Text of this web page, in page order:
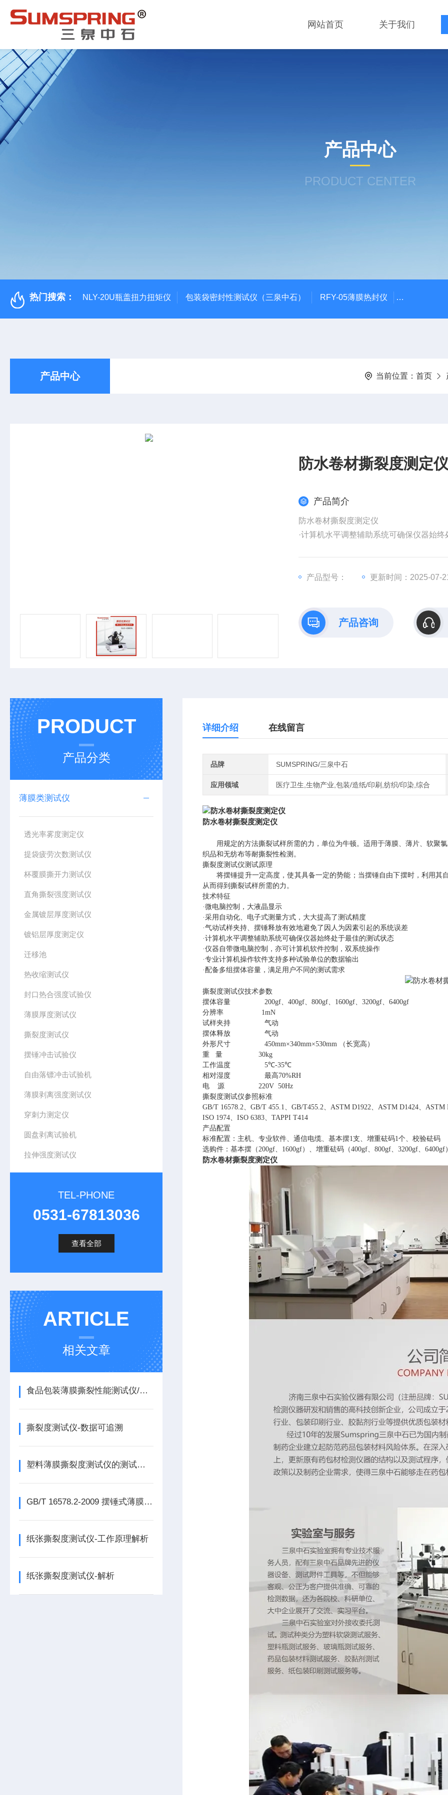
网站首页 关于我们
产品中心
PRODUCT CENTER
热门搜索： NLY-20U瓶盖扭力扭矩仪 包装袋密封性测试仪（三泉中石） RFY-05薄膜热封仪 安瓿瓶折断
产品中心 当前位置： 首页
防水卷材撕裂度测定仪
产品简介
防水卷材撕裂度测定仪
·计算机水平调整辅助系统可确保仪器始
·配备多组摆体容量，满足用户不同的测试
产品型号： 更新时间：2025-07-
产品咨询
PRODUCT
产品分类
薄膜类测试仪
透光率雾度测定仪
提袋疲劳次数测试仪
杯覆膜撕开力测试仪
直角撕裂强度测试仪
金属镀层厚度测试仪
镀铝层厚度测定仪
迁移池
热收缩测试仪
封口热合强度试验仪
薄膜厚度测试仪
撕裂度测试仪
摆锤冲击试验仪
自由落镖冲击试验机
薄膜剥离强度测试仪
穿刺力测定仪
圆盘剥离试验机
拉伸强度测试仪
TEL-PHONE
0531-67813036
查看全部
ARTICLE
相关文章
食品包装薄膜撕裂性能测试仪/合规性与稳定性双保障
撕裂度测试仪-数据可追溯
塑料薄膜撕裂度测试仪的测试标准与仪器应用
GB/T 16578.2-2009 摆锤式薄膜撕裂测试仪 撕裂度测试仪
纸张撕裂度测试仪-工作原理解析
纸张撕裂度测试仪-解析
详细介绍 在线留言
品牌 SUMSPRING/三泉中石
应用领域 医疗卫生,生物产业,包装/造纸/印刷,纺织/印染,综合
防水卷材撕裂度测定仪
用规定的方法撕裂试样所需的力，单位为牛顿。 适用于薄膜、薄片、软聚
织品和无纺布等耐撕裂性检测。
撕裂度测试仪测试原理
将摆锤提升一定高度，使其具备一定的势能；当摆锤自由下摆时，利用其
从而得到撕裂试样所需的力。
技术特征
·微电脑控制，大液晶显示
·采用自动化、电子式测量方式，大大提高了测试精度
·气动试样夹持、摆锤释放有效地避免了因人为因素引起的系统误差
·计算机水平调整辅助系统可确保仪器始终处于最佳的测试状态
·仪器自带微电脑控制，亦可计算机软件控制，双系统操作
·专业计算机操作软件支持多种试验单位的数据输出
·配备多组摆体容量，满足用户不同的测试需求
撕裂度测试仪技术参数
摆体容量
200gf、 400gf、 800gf、 1600gf、 3200gf、 6400gf
分辨率
1mN
试样夹持
气动
摆体释放
气动
外形尺寸
450mm×340mm×530mm
（长宽高）
重
量
30kg
工作温度
5℃-35℃
相对湿度
最高70%RH
电
源
220V 50Hz
撕裂度测试仪参照标准
GB/T 16578.2、 GB/T 455.1、 GB/T455.2、 ASTM D1922、 ASTM D1424、 ASTM
ISO 1974、 ISO 6383、 TAPPI T414
产品配置
标准配置：主机、专业软件、通信电缆、基本摆1支、增重砝码1个、校验砝码
选购件：基本摆（200gf、 1600gf）、增重砝码（400gf、 800gf、 3200gf、 6400gf
防水卷材撕裂度测定仪